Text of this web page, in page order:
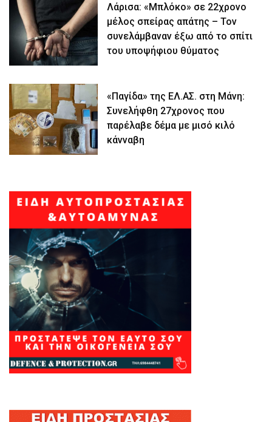
Λάρισα: «Μπλόκο» σε 22χρονο
μέλος σπείρας απάτης – Τον
συνελάμβαναν έξω από το σπίτι
του υποψήφιου θύματος
«Παγίδα» της ΕΛ.ΑΣ. στη Μάνη:
Συνελήφθη 27χρονος που
παρέλαβε δέμα με μισό κιλό
κάνναβη